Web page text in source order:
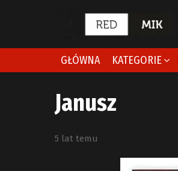
GŁÓWNA KATEGORIE
Janusz
5 lat temu